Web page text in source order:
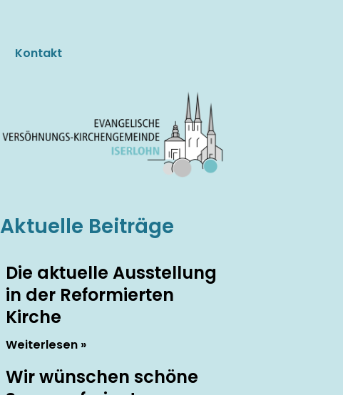
Kontakt
Aktuelle Beiträge
Die aktuelle Ausstellung
in der Reformierten
Kirche
Weiterlesen
Wir wünschen schöne